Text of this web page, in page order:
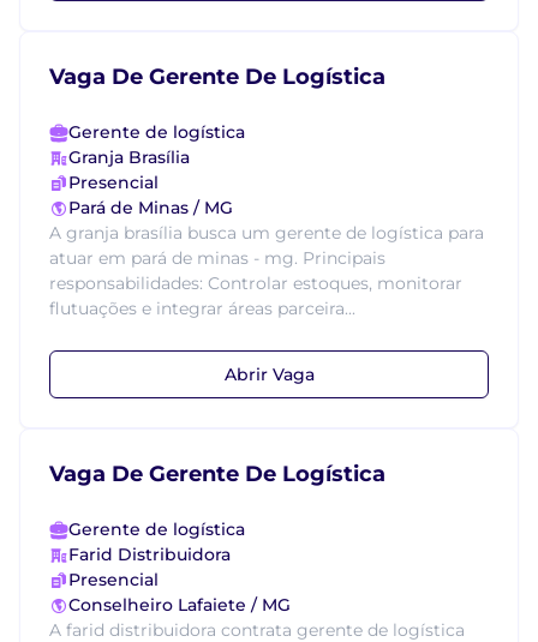
Vaga De Gerente De Logística
Gerente de logística
Granja Brasília
Presencial
Pará de Minas / MG
A granja brasília busca um gerente de logística para
atuar em pará de minas - mg. Principais
responsabilidades: Controlar estoques, monitorar
flutuações e integrar áreas parceira...
Abrir Vaga
Vaga De Gerente De Logística
Gerente de logística
Farid Distribuidora
Presencial
Conselheiro Lafaiete / MG
A farid distribuidora contrata gerente de logística